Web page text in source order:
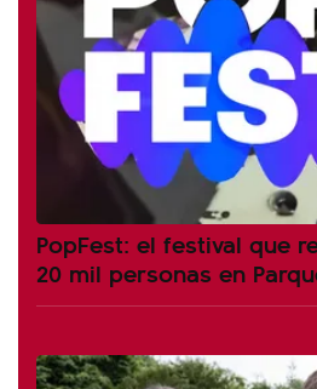
PopFest: el festival que
20 mil personas en